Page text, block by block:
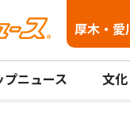
厚木・愛
プニュース 文化